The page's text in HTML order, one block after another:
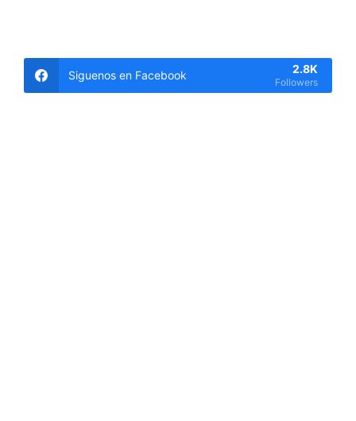
Siguenos en Facebook 2.8K
Followers